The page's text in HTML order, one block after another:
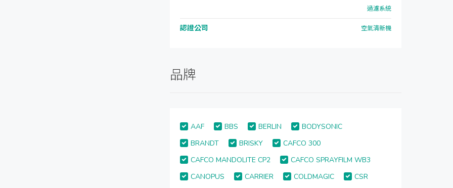
過濾系統
認證公司 空氣清新機
品牌
AAF BBS BERLIN
BODYSONIC
BRANDT
BRISKY
CAFCO 300
CAFCO MANDOLITE CP2
CAFCO SPRAYFILM WB3
CANOPUS
CARRIER COLDMAGIC
CSR